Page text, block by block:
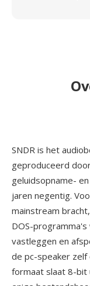
SNDR is het
geproduceerd
geluidsopname-
jaren negentig.
mainstream
DOS-
vastleggen en
de pc-speaker
formaat slaat 8-bit